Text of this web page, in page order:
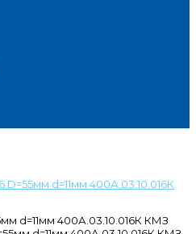
d=11мм 400А.03.10.016К
d=11мм 400А.03.10.016К КМЗ